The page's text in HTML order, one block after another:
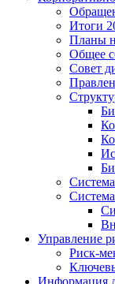
Итоги
Планы
Общее
Совет
Управление
Риск-
Информация